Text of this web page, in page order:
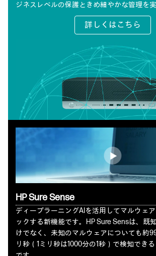
ジネスレベルの保護ときめ細やかな管理を実
詳しくはこちら
HP Sure Sense
ディープラーニングAIを活用してマルウェ
ックする新機能です。HP Sure Sensは、既
けでなく、未知のマルウェアについても約
リ秒（1ミリ秒は1000分の1秒）で検知でき